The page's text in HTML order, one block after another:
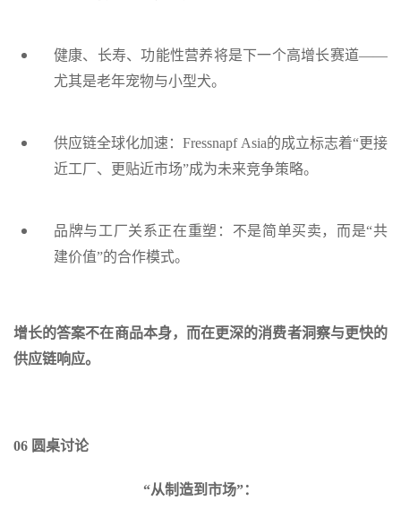
健康、长寿、功能性营养将是下一个高增长赛道——
尤其是老年宠物与小型犬。
供应链全球化加速：Fressnapf Asia的成立标志着“更接
近工厂、更贴近市场”成为未来竞争策略。
品牌与工厂关系正在重塑：不是简单买卖，而是“共
建价值”的合作模式。
增长的答案不在商品本身，而在更深的消费者洞察与更快的
供应链响应。
06 圆桌讨论
“从制造到市场”：